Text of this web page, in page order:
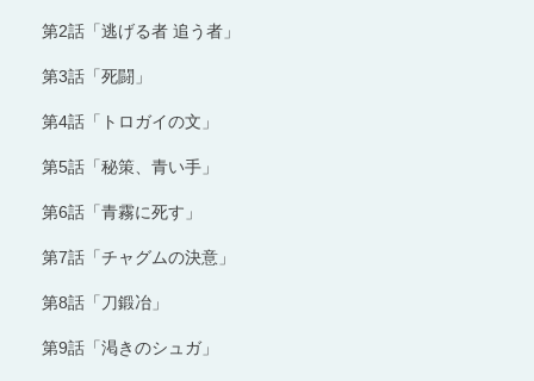
第2話「逃げる者 追う者」
第3話「死闘」
第4話「トロガイの文」
第5話「秘策、青い手」
第6話「青霧に死す」
第7話「チャグムの決意」
第8話「刀鍛冶」
第9話「渇きのシュガ」